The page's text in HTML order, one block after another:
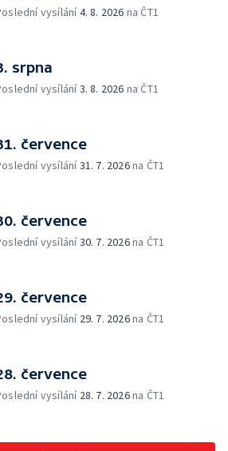
vysílání4. 8. 2026 na ČT1
srpna
vysílání3. 8. 2026 na ČT1
července
vysílání31. 7. 2026na ČT1
července
vysílání30. 7. 2026na ČT1
července
vysílání 29. 7. 2026na ČT1
července
vysílání 28. 7. 2026na ČT1